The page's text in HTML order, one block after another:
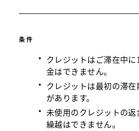
条件
クレジットはご滞在中
金はできません。
クレジットは最初の滞
があります。
未使用のクレジットの
繰越はできません。